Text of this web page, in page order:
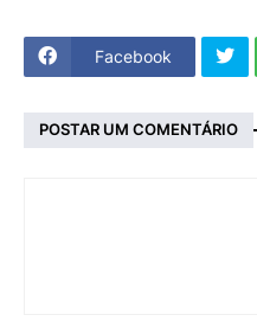
Facebook
POSTAR UM COMENTÁRIO